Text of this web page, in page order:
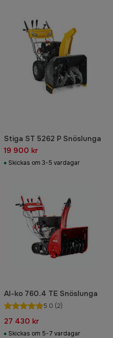
Stiga ST 5262 P Snöslunga
19 900 kr
Skickas om 3-5 vardagar
Al-ko 760.4 TE Snöslunga
5.0 (2)
27 430 kr
Skickas om 5-7 vardagar